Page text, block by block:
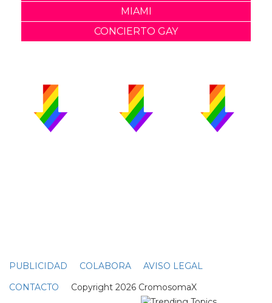
MIAMI
CONCIERTO GAY
PUBLICIDAD COLABORA
AVISO LEGAL
CONTACTO Copyright 2026 CromosomaX